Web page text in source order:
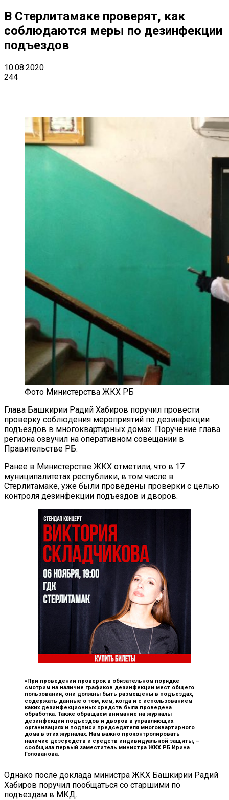
В Стерлитамаке проверят, как
соблюдаются меры по дезинфекции
подъездов
10.08.2020
244
Фото Министерства ЖКХ РБ
Глава Башкирии Радий Хабиров поручил провести
проверку соблюдения мероприятий по дезинфекции
подъездов в многоквартирных домах. Поручение глава
региона озвучил на оперативном совещании в
Правительстве РБ.
Ранее в Министерстве ЖКХ отметили, что в 17
муниципалитетах республики, в том числе в
Стерлитамаке, уже были проведены проверки с целью
контроля дезинфекции подъездов и дворов.
«При проведении проверок в обязательном порядке
смотрим на наличие графиков дезинфекции мест общего
пользования, они должны быть размещены в подъездах,
содержать данные о том, кем, когда и с использованием
каких дезинфекционных средств была проведена
обработка. Также обращаем внимание на журналы
дезинфекции подъездов и дворов в управляющих
организациях и подписи председателя многоквартирного
дома в этих журналах. Нам важно проконтролировать
наличие дезсредств и средств индивидуальной защиты, –
сообщила первый заместитель министра ЖКХ РБ Ирина
Голованова.
Однако после доклада министра ЖКХ Башкирии Радий
Хабиров поручил пообщаться со старшими по
подъездам в МКД.